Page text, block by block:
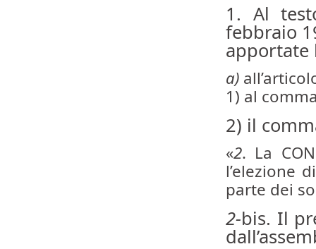
1. Al
febbraio
apportate
a)
1) al
2) il
«2. La
l’elezione
parte dei
2-bis. Il